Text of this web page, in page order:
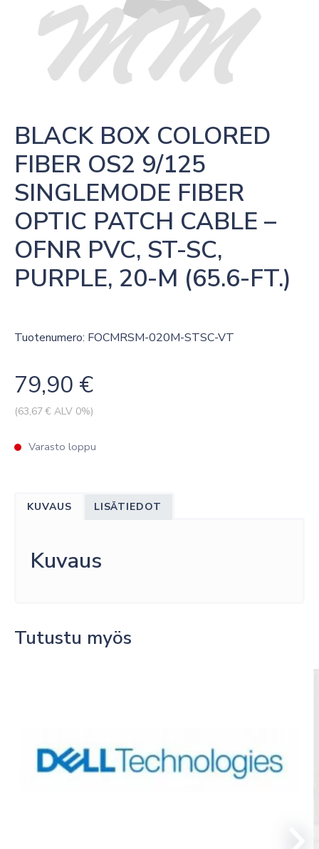
BLACK BOX COLORED
FIBER OS2 9/125
SINGLEMODE FIBER
OPTIC PATCH CABLE –
OFNR PVC, ST-SC,
PURPLE, 20-M (65.6-FT.)
Tuotenumero: FOCMRSM-020M-STSC-VT
79,90 €
(63,67€ ALV 0%)
Varasto loppu
KUVAUS LISÄTIEDOT
Kuvaus
Tutustu myös